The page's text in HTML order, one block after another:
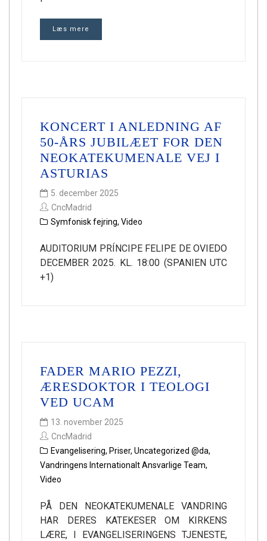
Læs mere
KONCERT I ANLEDNING AF
50-ÅRS JUBILÆET FOR DEN
NEOKATEKUMENALE VEJ I
ASTURIAS
5. december 2025
CncMadrid
Symfonisk fejring, Video
AUDITORIUM PRÍNCIPE FELIPE DE OVIEDO
DECEMBER 2025. KL. 18:00 (SPANIEN UTC
+1)
FADER MARIO PEZZI,
ÆRESDOKTOR I TEOLOGI
VED UCAM
13. november 2025
CncMadrid
Evangelisering, Priser, Uncategorized @da,
Vandringens Internationalt Ansvarlige Team,
Video
PÅ DEN NEOKATEKUMENALE VANDRING
HAR DERES KATEKESER OM KIRKENS
LÆRE, I EVANGELISERINGENS TJENESTE,